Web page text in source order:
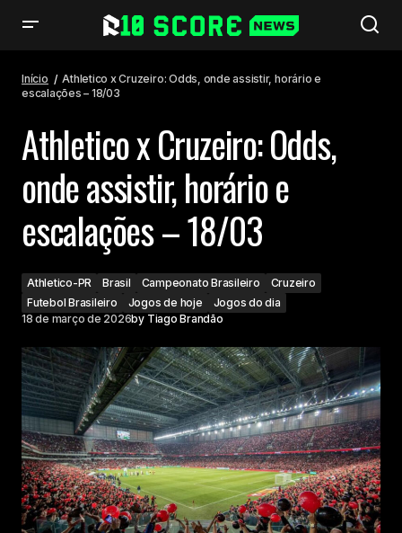
Início
Athletico x Cruzeiro: Odds, onde assistir, horário e
escalações – 18/03
Athletico x Cruzeiro: Odds,
onde assistir, horário e
escalações – 18/03
Athletico-PR Brasil Campeonato Brasileiro
Cruzeiro
Futebol Brasileiro
Jogos de hoje
Jogos do dia
18 de março de 2026by Tiago Brandão